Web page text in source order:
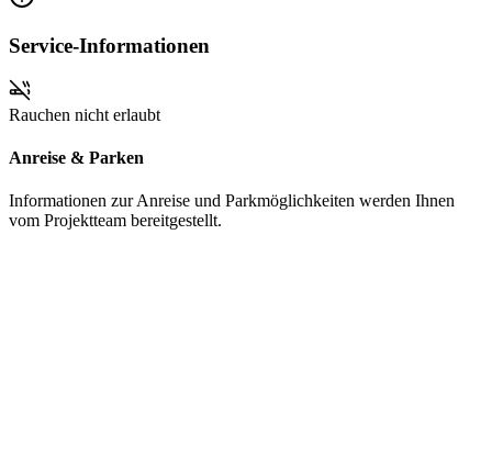
Service-Informationen
Rauchen nicht erlaubt
Anreise & Parken
Informationen zur Anreise und Parkmöglichkeiten werden Ihnen
vom Projektteam bereitgestellt.